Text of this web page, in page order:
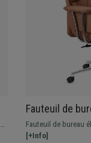
Fauteuil de
Confort,
Elégant, Marron
Fauteuil de bureau
inclinaison. Confort
[+Info]